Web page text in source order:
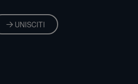
UNISCITI